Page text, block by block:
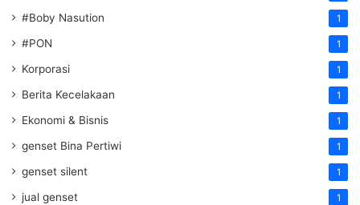
#Boby Nasution 1
#PON 1
Korporasi 1
Berita Kecelakaan 1
Ekonomi & Bisnis 1
genset Bina Pertiwi 1
genset silent 1
jual genset 1